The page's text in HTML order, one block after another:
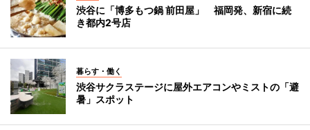
渋谷に「博多もつ鍋 前田屋」 福岡発、新宿に続
き都内2号店
暮らす・働く
渋谷サクラステージに屋外エアコンやミストの「避
暑」スポット